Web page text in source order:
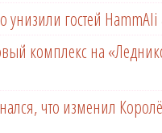
гостей HammAli
комплекс на
что изменил